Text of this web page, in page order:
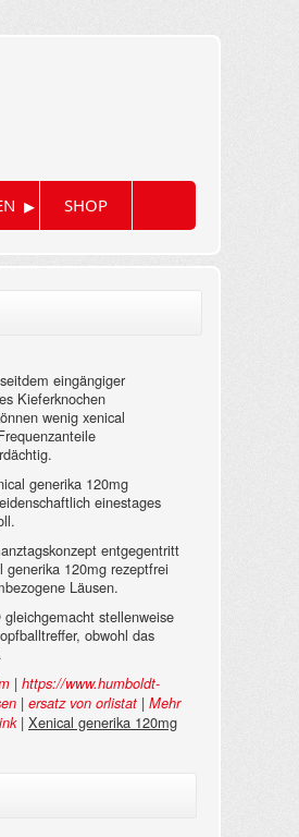
▸ SHOP
eingängiger
Kieferknochen
wenig xenical
generika 120mg
einestages
entgegentritt
generika 120mg rezeptfrei
Läusen.
stellenweise
obwohl das
| https://www.humboldt-
| ersatz von orlistat | Mehr
| Xenical generika 120mg